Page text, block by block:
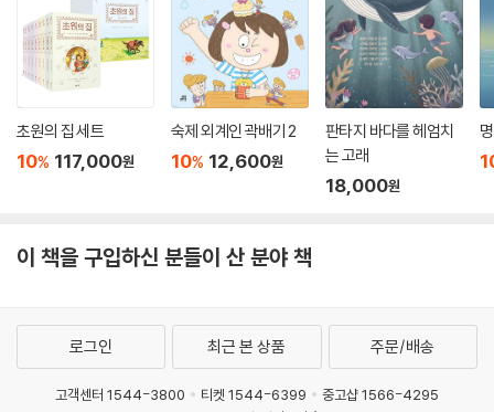
초원의 집 세트
10% 117,000원
숙제 외계인 곽배기 2
10% 12,600원
판타지 바다를 헤엄치
는 고래
18,000원
이 책을 구입하신 분들이 산 분야 책
로그인 최근 본 상품 주문/배송
고객센터 1544-3800 티켓 1544-6399
중고샵 1566-4295